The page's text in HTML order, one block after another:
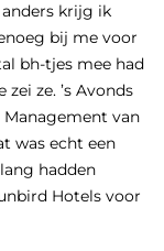
krijg ik
bij me voor
bh-tjes mee had
ze. ’s Avonds
Management van
was echt een
hadden
Hotels voor